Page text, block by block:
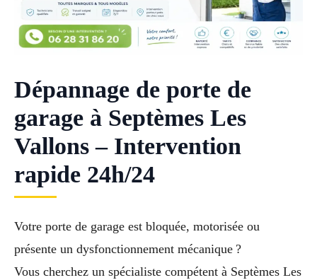
Dépannage de porte de
garage à Septèmes Les
Vallons – Intervention
rapide 24h/24
Votre porte de garage est bloquée, motorisée ou
présente un dysfonctionnement mécanique ?
Vous cherchez un spécialiste compétent à Septèmes Les